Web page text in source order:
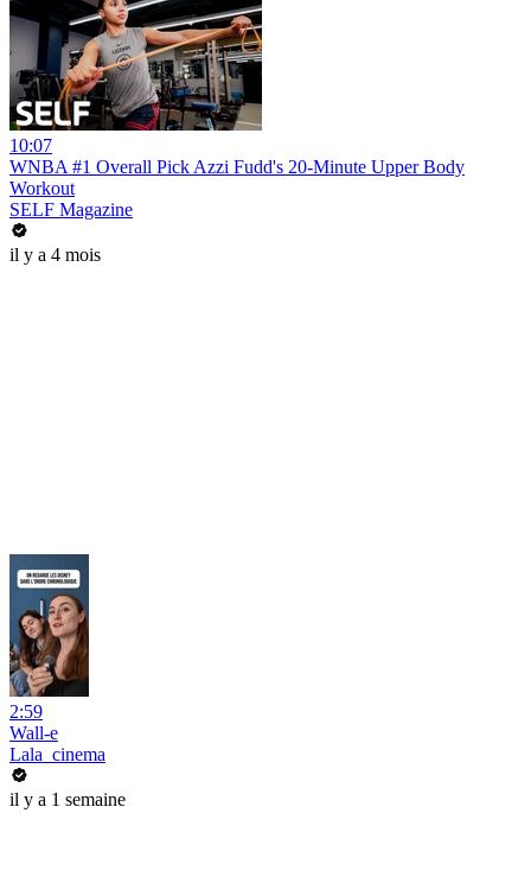
10:07
WNBA #1 Overall Pick Azzi Fudd's 20-Minute Upper Body
Workout
SELF Magazine
il y a 4 mois
2:59
Wall-e
Lala_cinema
il y a 1 semaine